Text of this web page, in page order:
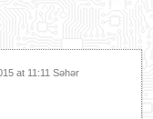
at 11:11 Səhər